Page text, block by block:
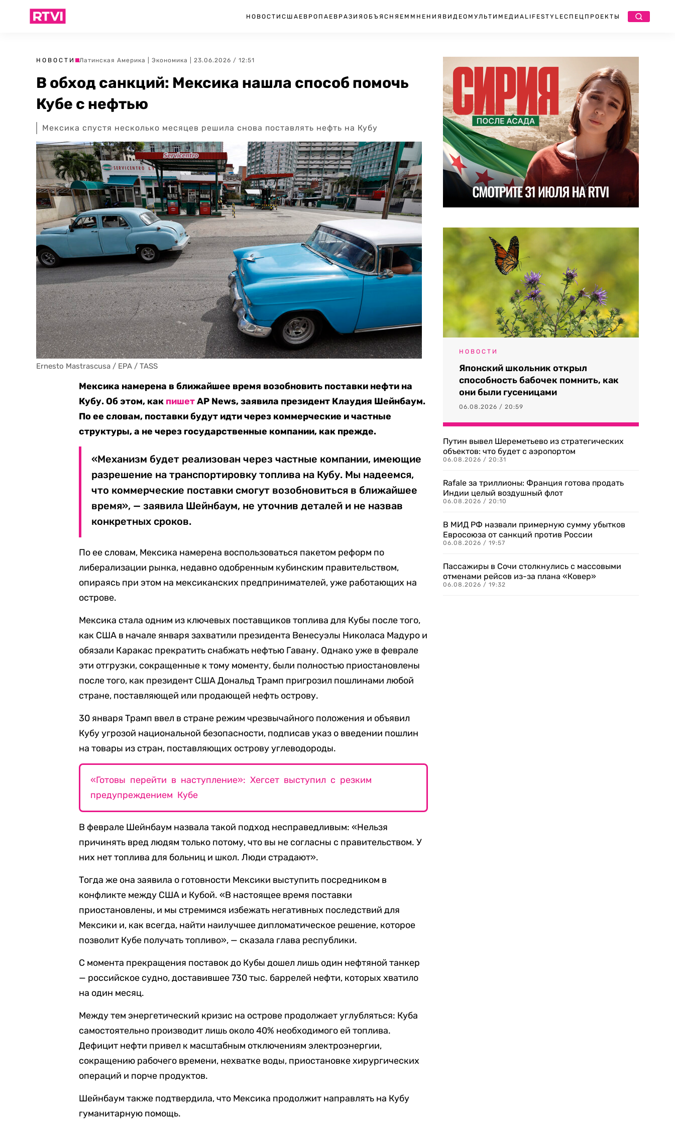
НОВОСТИ США ЕВРОПА ЕВРАЗИЯ ОБЪЯСНЯЕМ МНЕНИЯ ВИДЕО МУЛЬТИМЕДИА LIFESTYLEСПЕЦПРОЕКТЫ
НОВОСТИ Латинская Америка Экономика | 23.06.2026 / 12:51
В обход санкций: Мексика нашла способ помочь
Кубе с нефтью
Мексика спустя несколько месяцев решила снова поставлять нефть на Кубу
Ernesto Mastrascusa / EPA / TASS
Мексика намерена в ближайшее время возобновить поставки нефти на
Кубу. Об этом, как пишетAP News, заявила президент Клаудия Шейнбаум.
По ее словам, поставки будут идти через коммерческие и частные
структуры, а не через государственные компании, как прежде.
«Механизм будет реализован через частные компании, имеющие
разрешение на транспортировку топлива на Кубу. Мы надеемся,
что коммерческие поставки смогут возобновиться в ближайшее
время», — заявила Шейнбаум, не уточнив деталей и не назвав
конкретных сроков.
По ее словам, Мексика намерена воспользоваться пакетом реформ по
либерализации рынка, недавно одобренным кубинским правительством,
опираясь при этом на мексиканских предпринимателей, уже работающих на
острове.
Мексика стала одним из ключевых поставщиков топлива для Кубы после того,
как США в начале января захватили президента Венесуэлы Николаса Мадуро и
обязали Каракас прекратить снабжать нефтью Гавану. Однако уже в феврале
эти отгрузки, сокращенные к тому моменту, были полностью приостановлены
после того, как президент США Дональд Трамп пригрозил пошлинами любой
стране, поставляющей или продающей нефть острову.
30 января Трамп ввел в стране режим чрезвычайного положения и объявил
Кубу угрозой национальной безопасности, подписав указ о введении пошлин
на товары из стран, поставляющих острову углеводороды.
«Готовы перейти в наступление»: Хегсет выступил с резким
предупреждением Кубе
В феврале Шейнбаум назвала такой подход несправедливым: «Нельзя
причинять вред людям только потому, что вы не согласны с правительством. У
них нет топлива для больниц и школ. Люди страдают».
Тогда же она заявила о готовности Мексики выступить посредником в
конфликте между США и Кубой. «В настоящее время поставки
приостановлены, и мы стремимся избежать негативных последствий для
Мексики и, как всегда, найти наилучшее дипломатическое решение, которое
позволит Кубе получать топливо», — сказала глава республики.
С момента прекращения поставок до Кубы дошел лишь один нефтяной танкер
— российское судно, доставившее 730 тыс. баррелей нефти, которых хватило
на один месяц.
Между тем энергетический кризис на острове продолжает углубляться: Куба
самостоятельно производит лишь около 40% необходимого ей топлива.
Дефицит нефти привел к масштабным отключениям электроэнергии,
сокращению рабочего времени, нехватке воды, приостановке хирургических
операций и порче продуктов.
Шейнбаум также подтвердила, что Мексика продолжит направлять на Кубу
гуманитарную помощь.
НОВОСТИ
Японский школьник открыл
способность бабочек помнить, как
они были гусеницами
06.08.2026 / 20:59
Путин вывел Шереметьево из стратегических
объектов: что будет с аэропортом
06.08.2026 / 20:31
Rafale за триллионы: Франция готова продать
Индии целый воздушный флот
06.08.2026 / 20:10
В МИД РФ назвали примерную сумму убытков
Евросоюза от санкций против России
06.08.2026 / 19:57
Пассажиры в Сочи столкнулись с массовыми
отменами рейсов из-за плана «Ковер»
06.08.2026 / 19:32